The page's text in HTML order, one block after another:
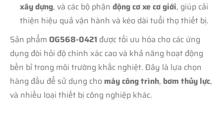
xây dựng, và các bộ phận động cơ xe cơ giới, giúp cải
thiện hiệu quả vận hành và kéo dài tuổi thọ thiết bị.
Sản phẩm OG568-0421 được tối ưu hóa cho các ứng
dụng đòi hỏi độ chính xác cao và khả năng hoạt động
bền bỉ trong môi trường khắc nghiệt. Đây là lựa chọn
hàng đầu để sử dụng cho máy công trình, bơm thủy lực,
và nhiều loại thiết bị công nghiệp khác.